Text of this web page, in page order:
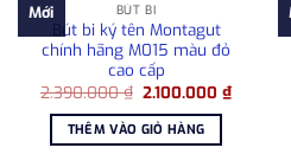
Mới BÚT BI
Bút bi ký tên Montagut
chính hãng M015 màu đỏ
cao cấp
2.390.000₫ Giá
là:
2.390.000 ₫.
2.100.000₫Giá
hiện
THÊM VÀO GIỎ HÀNG